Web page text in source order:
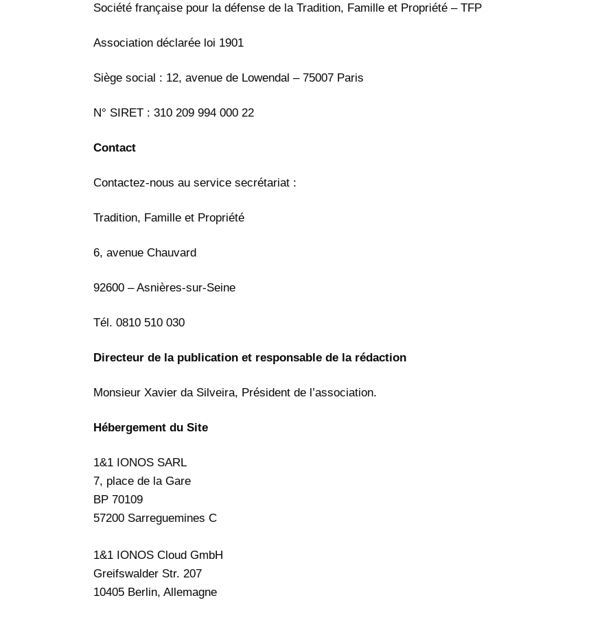
Société française pour la défense de la Tradition, Famille et Propriété – TFP
Association déclarée loi 1901
Siège social : 12, avenue de Lowendal – 75007 Paris
N° SIRET : 310 209 994 000 22
Contact
Contactez-nous au service secrétariat :
Tradition, Famille et Propriété
6, avenue Chauvard
92600 – Asnières-sur-Seine
Tél. 0810 510 030
Directeur de la publication et responsable de la rédaction
Monsieur Xavier da Silveira, Président de l’association.
Hébergement du Site
1&1 IONOS SARL
7, place de la Gare
BP 70109
57200 Sarreguemines C
1&1 IONOS Cloud GmbH
Greifswalder Str. 207
10405 Berlin, Allemagne